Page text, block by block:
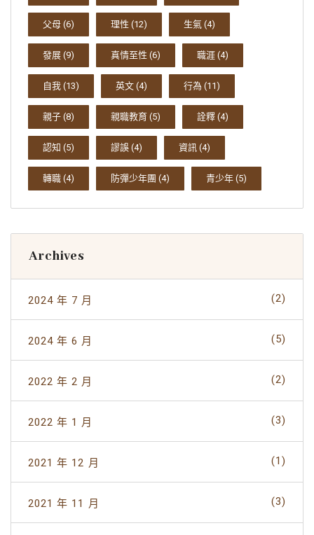
父母 (6) 理性 (12) 生氣 (4)
發展 (9) 真情至性 (6) 職涯 (4)
自我 (13) 英文 (4) 行為 (11)
親子 (8) 親職教育 (5) 詮釋 (4)
認知 (5) 謬誤 (4) 資訊 (4)
轉職 (4) 防彈少年團 (4) 青少年 (5)
Archives
2024 年 7 月 (2)
2024 年 6 月 (5)
2022 年 2 月 (2)
2022 年 1 月 (3)
2021 年 12 月 (1)
2021 年 11 月 (3)